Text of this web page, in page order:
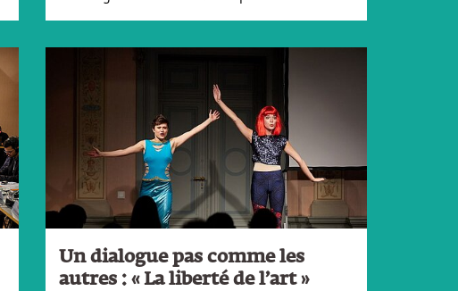
Un dialogue pas comme les
autres : « La liberté de l’art »